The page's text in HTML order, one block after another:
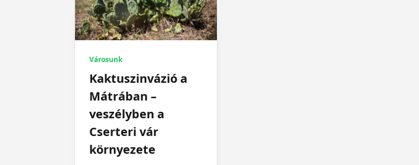
Városunk
Kaktuszinvázió a
Mátrában –
veszélyben a
Cserteri vár
környezete